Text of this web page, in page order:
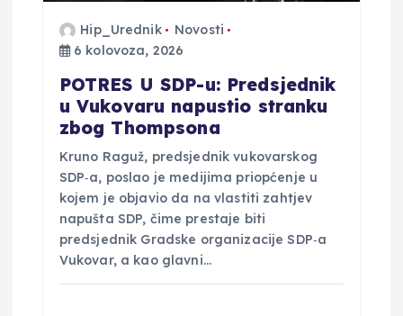
Hip_Urednik
Novosti
6 kolovoza, 2026
POTRES U SDP-u: Predsjednik
u Vukovaru napustio stranku
zbog Thompsona
Kruno Raguž, predsjednik vukovarskog
SDP‑a, poslao je medijima priopćenje u
kojem je objavio da na vlastiti zahtjev
napušta SDP, čime prestaje biti
predsjednik Gradske organizacije SDP‑a
Vukovar, a kao glavni…